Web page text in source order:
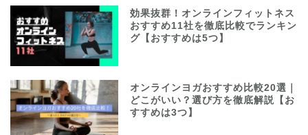
効果抜群！オンラインフィットネス
おすすめ11社を徹底比較でランキン
グ【おすすめは5つ】
オンラインヨガおすすめ比較20選｜
どこがいい？選び方を徹底解説【お
すすめは3つ】